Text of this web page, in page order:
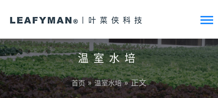
温室水培
首页 »温室水培» 正文